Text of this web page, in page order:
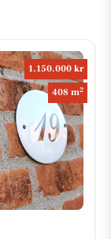
1.150.000 kr
408 m2